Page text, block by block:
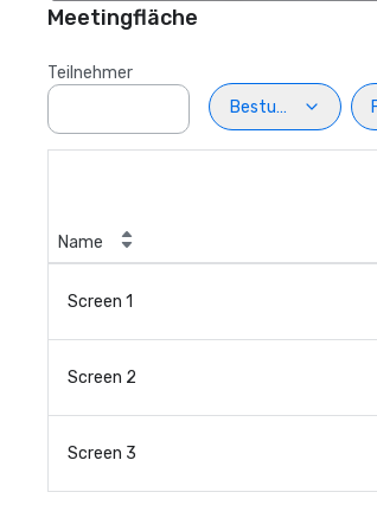
Meetingfläche
Teilnehmer
Bestuhlung
Name
Screen 1
Screen 2
Screen 3